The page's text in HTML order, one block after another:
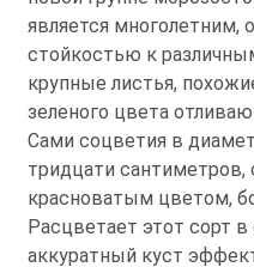
является многолетним,
стойкостью к
крупные листья,
зеленого цвета
Сами соцветия в
тридцати
красноватым цветом,
Расцветает этот сорт
аккуратный куст